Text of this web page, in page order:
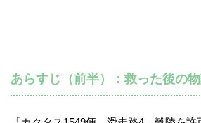
あらすじ（前半）：救った後の